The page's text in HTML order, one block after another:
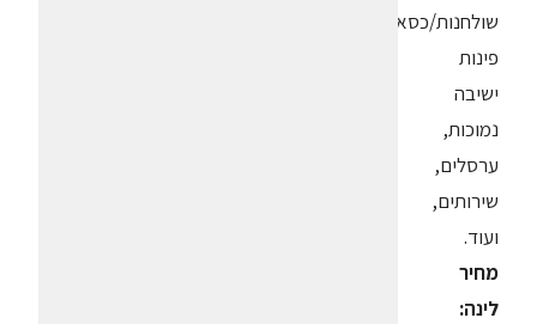
שולחנות/כסאות,
פינות
ישיבה
נמוכות,
ערסלים,
שירותים,
ועוד.
מחיר
לינה: